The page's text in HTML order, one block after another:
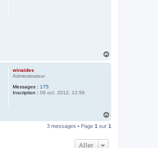
winaides
Administrateur
Messages : 175
Inscription : 06 oct. 2012, 12:56
u
3 messages • Page 1 sur 1
Aller